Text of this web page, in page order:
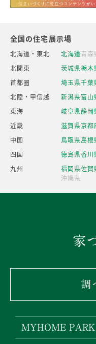
全国の住宅展示場
北海道・東北 北海道青森
北関東
茨城県栃木
首都圏
埼玉県千葉
北陸・甲信越
新潟県富山
東海
岐阜県静岡
近畿
滋賀県京都
中国
鳥取県島根
四国
徳島県香川
九州
福岡県佐賀
沖縄県
家
調
MYHOME PARK